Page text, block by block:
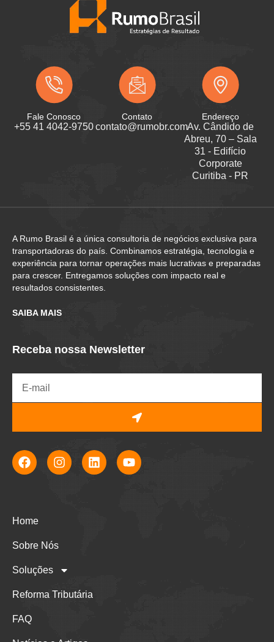
Fale Conosco
+55 41 4042-9750
Contato
contato@rumobr.com
Endereço
Av. Cândido de
Abreu, 70 – Sala
31 - Edifício
Corporate
Curitiba - PR
A Rumo Brasil é a única consultoria de negócios exclusiva para
transportadoras do país. Combinamos estratégia, tecnologia e
experiência para tornar operações mais lucrativas e preparadas
para crescer. Entregamos soluções com impacto real e
resultados consistentes.
SAIBA MAIS
Receba nossa Newsletter
Home
Sobre Nós
Soluções
Reforma Tributária
FAQ